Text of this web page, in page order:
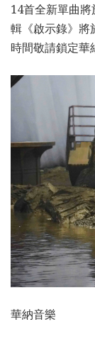
14首全新單曲
輯《啟示錄》將
時間敬請鎖定華
華納音樂